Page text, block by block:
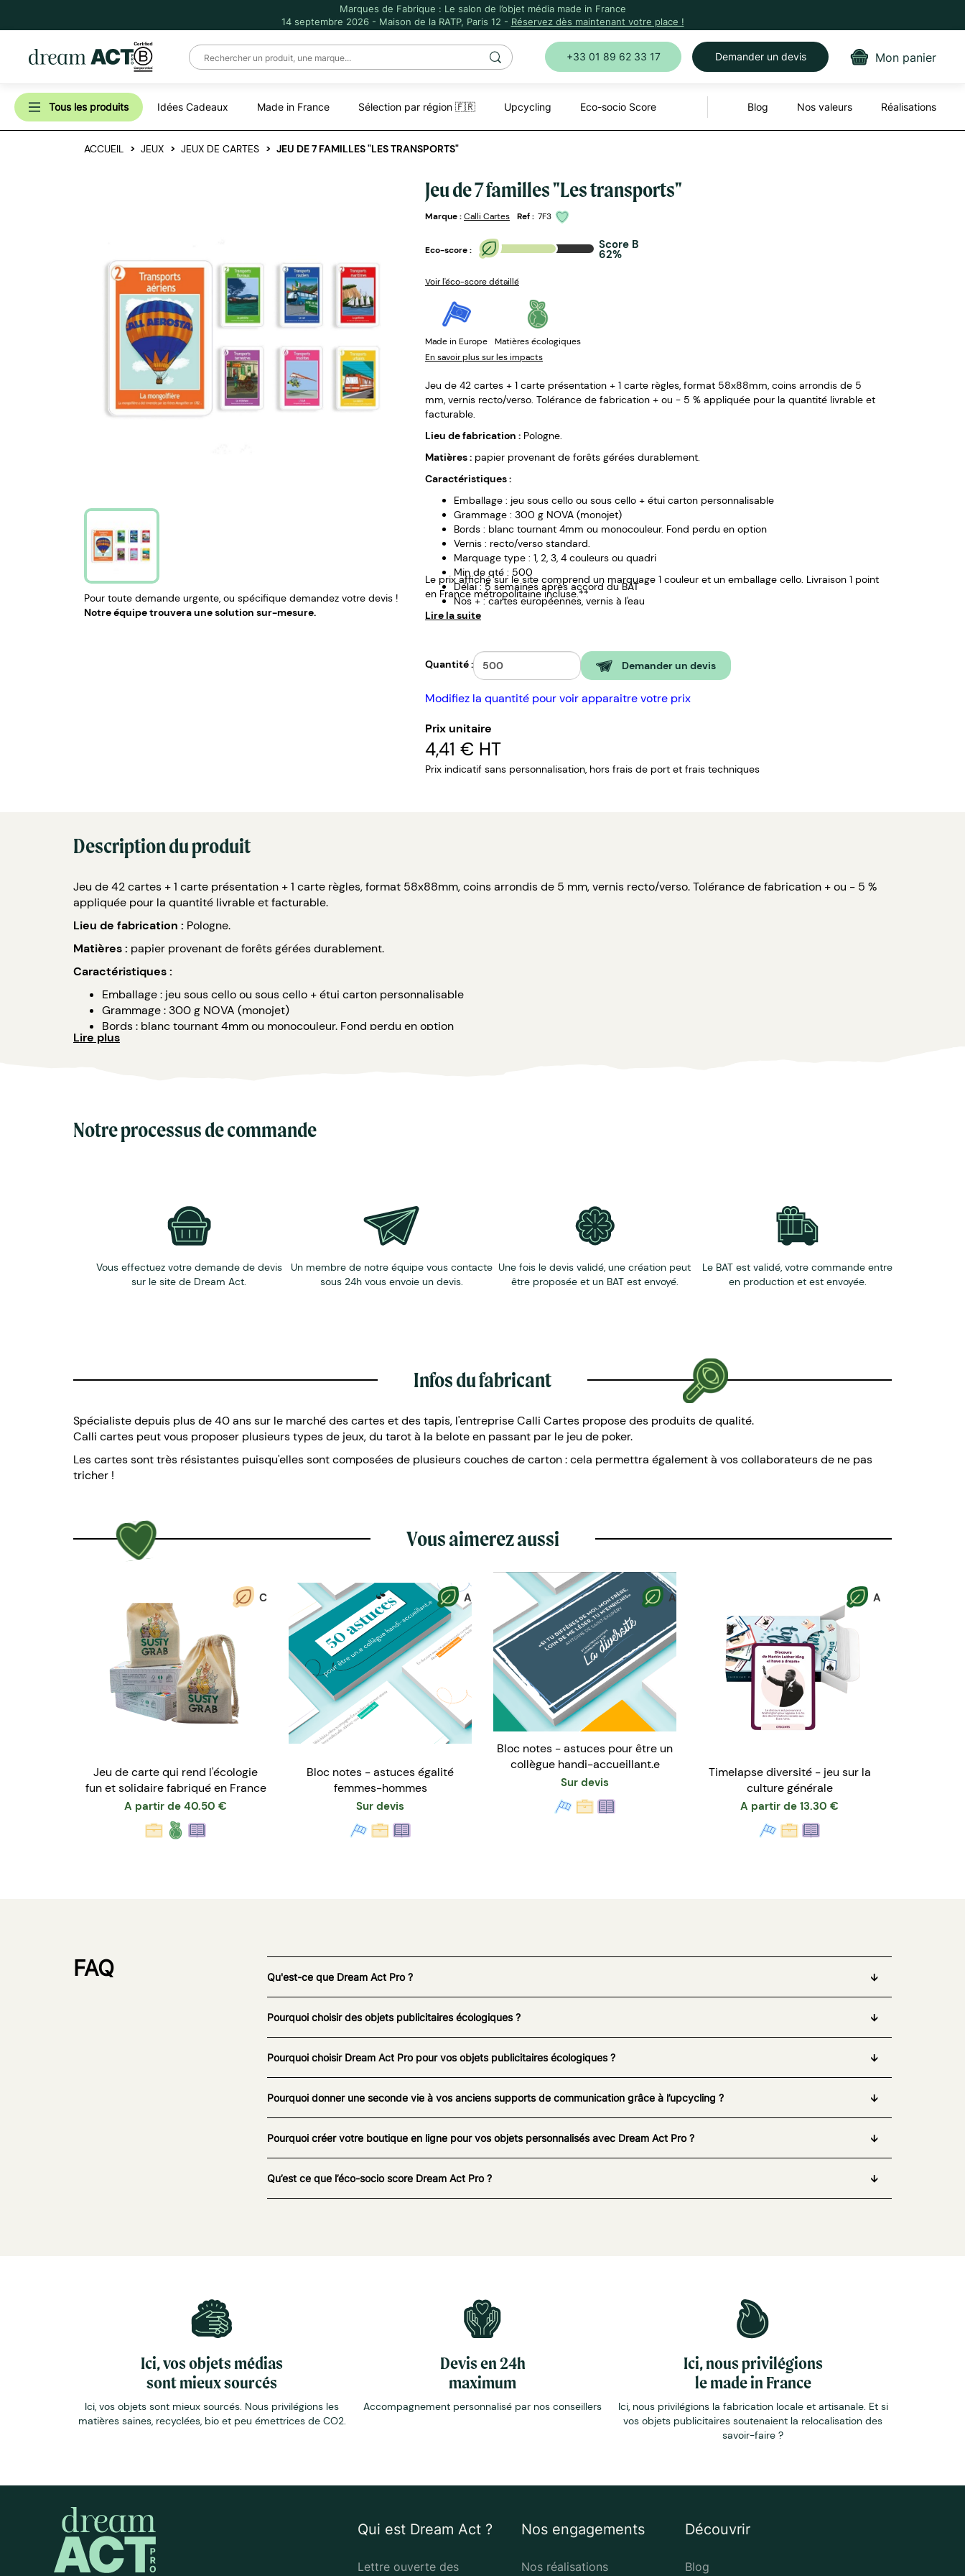
Marques de Fabrique : Le salon de l’objet média made in France
14 septembre 2026 - Maison de la RATP, Paris 12 - Réservez dès maintenant votre place !
+33 01 89 62 33 17 Demander un devis Mon panier
Tous les produits Idées Cadeaux Made in France Sélection par région 🇫🇷 Upcycling Eco-socio Score Blog Nos valeurs Réalisations
ACCUEIL JEUX JEUX DE CARTES JEU DE 7 FAMILLES "LES TRANSPORTS"
Pour toute demande urgente, ou spécifique demandez votre devis !
Notre équipe trouvera une solution sur-mesure.
Jeu de 7 familles "Les transports"
Marque :Calli Cartes Ref : 7F3
Eco-score : Score B
62%
Voir l'éco-score détaillé
Made in Europe
Matières écologiques
En savoir plus sur les impacts
Jeu de 42 cartes + 1 carte présentation + 1 carte règles, format 58x88mm, coins arrondis de 5
mm, vernis recto/verso. Tolérance de fabrication + ou - 5 % appliquée pour la quantité livrable et
facturable.
Lieu de fabrication : Pologne.
Matières : papier provenant de forêts gérées durablement.
Caractéristiques :
Emballage : jeu sous cello ou sous cello + étui carton personnalisable
Grammage : 300 g NOVA (monojet)
Bords : blanc tournant 4mm ou monocouleur. Fond perdu en option
Vernis : recto/verso standard.
Marquage type : 1, 2, 3, 4 couleurs ou quadri
Min de qté : 500
Délai : 5 semaines après accord du BAT
Nos + : cartes européennes, vernis à l'eau
Personnalisation sur tous les dos et sur l'étui (pour les jeux sous cello + carton)
Le prix affiché sur le site comprend un marquage 1 couleur et un emballage cello. Livraison 1 point
en France métropolitaine incluse.**
Lire la suite
Quantité : Demander un devis
Modifiez la quantité pour voir apparaitre votre prix
Prix unitaire
4,41 € HT
Prix indicatif sans personnalisation, hors frais de port et frais techniques
Description du produit
Jeu de 42 cartes + 1 carte présentation + 1 carte règles, format 58x88mm, coins arrondis de 5 mm, vernis recto/verso. Tolérance de fabrication + ou - 5 %
appliquée pour la quantité livrable et facturable.
Lieu de fabrication : Pologne.
Matières : papier provenant de forêts gérées durablement.
Caractéristiques :
Emballage : jeu sous cello ou sous cello + étui carton personnalisable
Grammage : 300 g NOVA (monojet)
Bords : blanc tournant 4mm ou monocouleur. Fond perdu en option
Vernis : recto/verso standard.
Personnalisation sur tous les dos et sur l'étui (pour les jeux sous cello + carton)
Le prix affiché sur le site comprend un marquage 1 couleur et un emballage cello. Livraison 1 point en France métropolitaine incluse.**
Lire plus
Notre processus de commande
Vous effectuez votre demande de devis
sur le site de Dream Act.
Un membre de notre équipe vous contacte
sous 24h vous envoie un devis.
Une fois le devis validé, une création peut
être proposée et un BAT est envoyé.
Le BAT est validé, votre commande entre
en production et est envoyée.
Infos du fabricant
Spécialiste depuis plus de 40 ans sur le marché des cartes et des tapis, l'entreprise Calli Cartes propose des produits de qualité.
Calli cartes peut vous proposer plusieurs types de jeux, du tarot à la belote en passant par le jeu de poker.
Les cartes sont très résistantes puisqu'elles sont composées de plusieurs couches de carton : cela permettra également à vos collaborateurs de ne pas
tricher !
Vous aimerez aussi
C
Jeu de carte qui rend l'écologie
fun et solidaire fabriqué en France
A partir de 40.50 €
A
Bloc notes - astuces égalité
femmes-hommes
Sur devis
A
Bloc notes - astuces pour être un
collègue handi-accueillant.e
Sur devis
A
Timelapse diversité - jeu sur la
culture générale
A partir de 13.30 €
FAQ Qu'est-ce que Dream Act Pro ?
Pourquoi choisir des objets publicitaires écologiques ?
Pourquoi choisir Dream Act Pro pour vos objets publicitaires écologiques ?
Pourquoi donner une seconde vie à vos anciens supports de communication grâce à l’upcycling ?
Pourquoi créer votre boutique en ligne pour vos objets personnalisés avec Dream Act Pro ?
Qu’est ce que l’éco-socio score Dream Act Pro ?
Ici, vos objets médias
sont mieux sourcés
Ici, vos objets sont mieux sourcés. Nous privilégions les
matières saines, recyclées, bio et peu émettrices de CO2.
Devis en 24h
maximum
Accompagnement personnalisé par nos conseillers
Ici, nous privilégions
le made in France
Ici, nous privilégions la fabrication locale et artisanale. Et si
vos objets publicitaires soutenaient la relocalisation des
savoir-faire ?
Qui est Dream Act ?
Lettre ouverte des
Nos engagements
Nos réalisations
Découvrir
Blog